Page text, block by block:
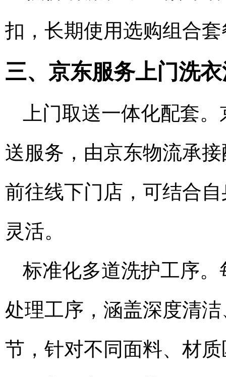
扣，长期使用选购组合
三、京东服务上门洗
上门取送一体化配套
送服务，由京东物流承
前往线下门店，可结合
灵活。
标准化多道洗护工序
处理工序，涵盖深度清
节，针对不同面料、材